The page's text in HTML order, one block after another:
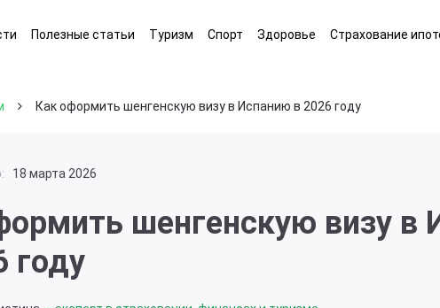
Полезные статьи Туризм Спорт Здоровье Страхование
Как оформить шенгенскую визу в Испанию в 2026 году
18 марта 2026
шенгенскую визу в
году